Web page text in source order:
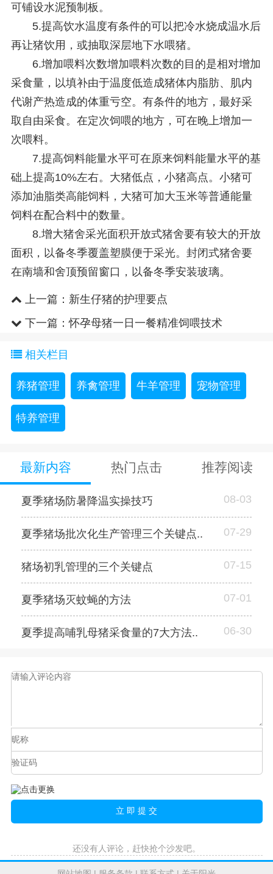
可铺设水泥预制板。
5.提高饮水温度有条件的可以把冷水烧成温水后
再让猪饮用，或抽取深层地下水喂猪。
6.增加喂料次数增加喂料次数的目的是相对增加
采食量，以填补由于温度低造成猪体内脂肪、肌内
代谢产热造成的体重亏空。有条件的地方，最好采
取自由采食。在定次饲喂的地方，可在晚上增加一
次喂料。
7.提高饲料能量水平可在原来饲料能量水平的基
础上提高10%左右。大猪低点，小猪高点。小猪可
添加油脂类高能饲料，大猪可加大玉米等普通能量
饲料在配合料中的数量。
8.增大猪舍采光面积开放式猪舍要有较大的开放
面积，以备冬季覆盖塑膜便于采光。封闭式猪舍要
在南墙和舍顶预留窗口，以备冬季安装玻璃。
上一篇： 新生仔猪的护理要点
下一篇：怀孕母猪一日一餐精准饲喂技术
相关栏目
养猪管理 养禽管理 牛羊管理 宠物管理
特养管理
最新内容 热门点击 推荐阅读
夏季猪场防暑降温实操技巧 08-03
夏季猪场批次化生产管理三个关键点.. 07-29
猪场初乳管理的三个关键点 07-15
夏季猪场灭蚊蝇的方法 07-01
夏季提高哺乳母猪采食量的7大方法.. 06-30
还没有人评论，赶快抢个沙发吧。